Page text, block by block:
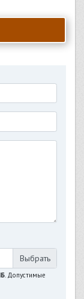
. Допустимые